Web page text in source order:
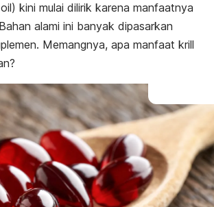
) kini mulai dilirik karena manfaatnya
alami ini banyak dipasarkan
Memangnya, apa manfaat krill